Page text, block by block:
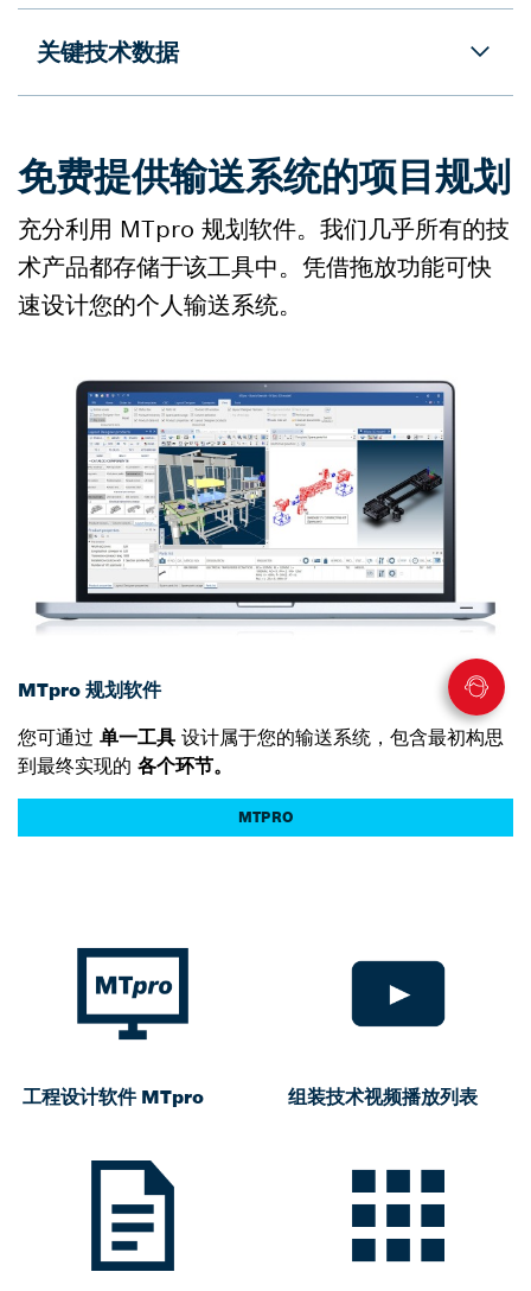
关键技术数据
免费提供输送系统的项目规划
充分利用 MTpro 规划软件。我们几乎所有的技
术产品都存储于该工具中。凭借拖放功能可快
速设计您的个人输送系统。
MTpro 规划软件
您可通过 单一工具 设计属于您的输送系统，包含最初构思
到最终实现的 各个环节。
MTPRO
工程设计软件 MTpro 组装技术视频播放列表